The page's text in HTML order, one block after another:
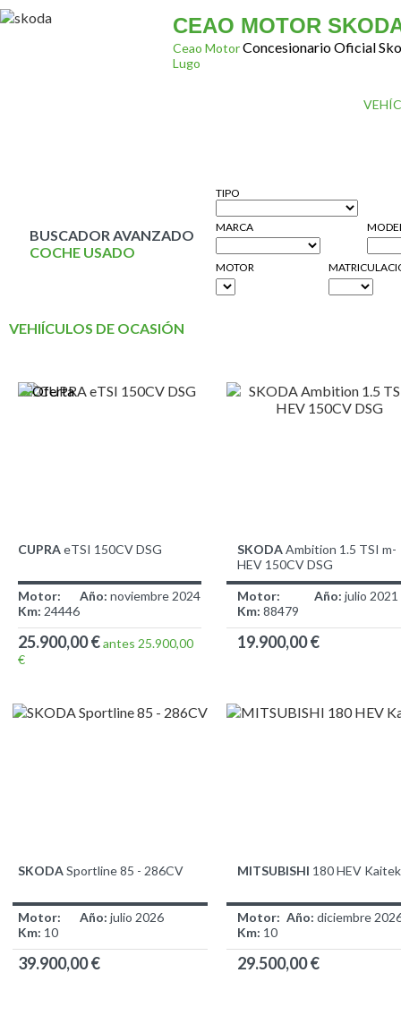
CEAO MOTOR
Ceao MotorConcesionario Oficial
Lugo
BUSCADOR AVANZADO
COCHE USADO
TIPO
MARCA
MOTOR
VEHIÍCULOS DE OCASIÓN
CUPRAeTSI 150CV DSG
Motor: Año: noviembre 2024
Km: 24446
25.900,00 €antes 25.900,00
€
SKODAAmbition 1.5 TSI m-
HEV 150CV DSG
Motor: Año: julio 2021
Km: 88479
19.900,00 €
SKODASportline 85 - 286CV
Motor: Año: julio 2026
Km: 10
39.900,00 €
MITSUBISHI 180 HEV
Motor: Año: diciembre
Km: 10
29.500,00 €